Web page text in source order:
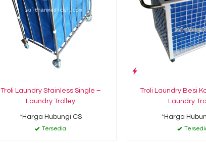
Troli Laundry Stainless Single –
Laundry Trolley
*Harga Hubungi CS
Tersedia
Troli Laundry Besi
Laundry
*Harga